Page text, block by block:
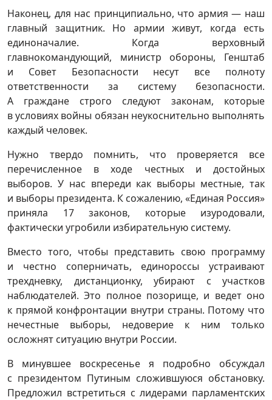
Наконец, для нас принципиально, что армия — наш
главный защитник. Но армии живут, когда есть
единоначалие. Когда верховный
главнокомандующий, министр обороны, Генштаб
и Совет Безопасности несут все полноту
ответственности за систему безопасности.
А граждане строго следуют законам, которые
в условиях войны обязан неукоснительно выполнять
каждый человек.
Нужно твердо помнить, что проверяется все
перечисленное в ходе честных и достойных
выборов. У нас впереди как выборы местные, так
и выборы президента. К сожалению, «Единая Россия»
приняла 17 законов, которые изуродовали,
фактически угробили избирательную систему.
Вместо того, чтобы представить свою программу
и честно соперничать, единороссы устраивают
трехдневку, дистанционку, убирают с участков
наблюдателей. Это полное позорище, и ведет оно
к прямой конфронтации внутри страны. Потому что
нечестные выборы, недоверие к ним только
осложнят ситуацию внутри России.
В минувшее воскресенье я подробно обсуждал
с президентом Путиным сложившуюся обстановку.
Предложил встретиться с лидерами парламентских